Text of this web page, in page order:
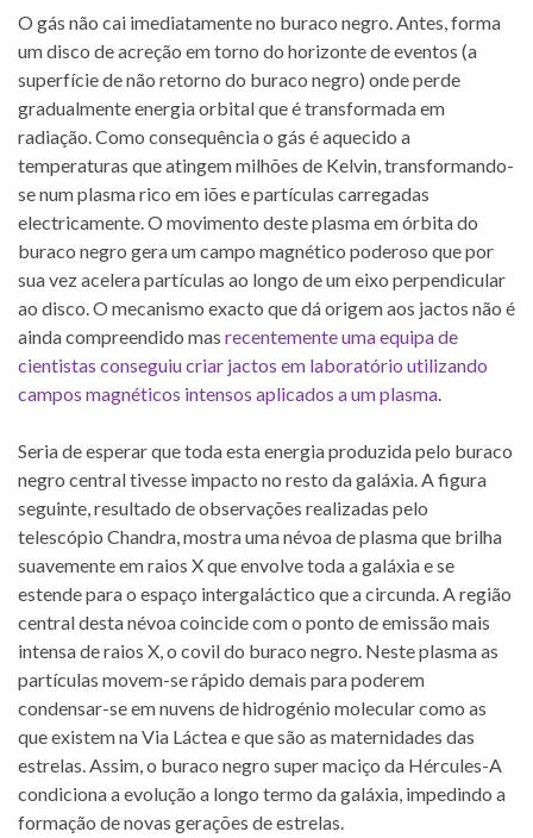
O gás não cai imediatamente no buraco negro. Antes, forma
um disco de acreção em torno do horizonte de eventos (a
superfície de não retorno do buraco negro) onde perde
gradualmente energia orbital que é transformada em
radiação. Como consequência o gás é aquecido a
temperaturas que atingem milhões de Kelvin, transformando-
se num plasma rico em iões e partículas carregadas
electricamente. O movimento deste plasma em órbita do
buraco negro gera um campo magnético poderoso que por
sua vez acelera partículas ao longo de um eixo perpendicular
ao disco. O mecanismo exacto que dá origem aos jactos não é
ainda compreendido mas recentemente uma equipa de
cientistas conseguiu criar jactos em laboratório utilizando
campos magnéticos intensos aplicados a um plasma.
Seria de esperar que toda esta energia produzida pelo buraco
negro central tivesse impacto no resto da galáxia. A figura
seguinte, resultado de observações realizadas pelo
telescópio Chandra, mostra uma névoa de plasma que brilha
suavemente em raios X que envolve toda a galáxia e se
estende para o espaço intergaláctico que a circunda. A região
central desta névoa coincide com o ponto de emissão mais
intensa de raios X, o covil do buraco negro. Neste plasma as
partículas movem-se rápido demais para poderem
condensar-se em nuvens de hidrogénio molecular como as
que existem na Via Láctea e que são as maternidades das
estrelas. Assim, o buraco negro super maciço da Hércules-A
condiciona a evolução a longo termo da galáxia, impedindo a
formação de novas gerações de estrelas.